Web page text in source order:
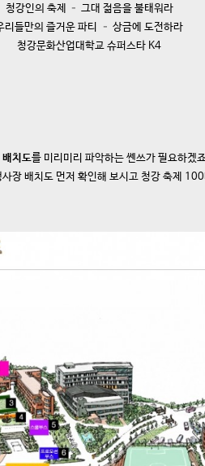
청강인의 축제 – 그대 젊음을 불태워라
리들만의 즐거운 파티 – 상금에 도전하라
청강문화산업대학교 슈퍼스타 K4
배치도를 미리미리 파악하는 쎈쓰가 필요하겠
사장 배치도 먼저 확인해 보시고 청강 축제